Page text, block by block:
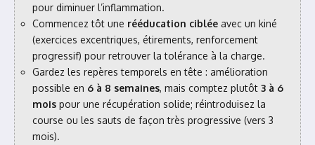
pour diminuer l’inflammation.
Commencez tôt une rééducation ciblée avec un kiné
(exercices excentriques, étirements, renforcement
progressif) pour retrouver la tolérance à la charge.
Gardez les repères temporels en tête : amélioration
possible en 6 à 8 semaines, mais comptez plutôt 3 à 6
mois pour une récupération solide; réintroduisez la
course ou les sauts de façon très progressive (vers 3
mois).